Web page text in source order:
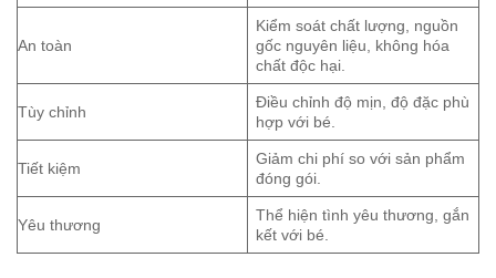
An toàn
Kiểm soát chất lượng, nguồn
gốc nguyên liệu, không hóa
chất độc hại.
Tùy chỉnh
Điều chỉnh độ mịn, độ đặc phù
hợp với bé.
Tiết kiệm
Giảm chi phí so với sản phẩm
đóng gói.
Yêu thương
Thể hiện tình yêu thương, gắn
kết với bé.